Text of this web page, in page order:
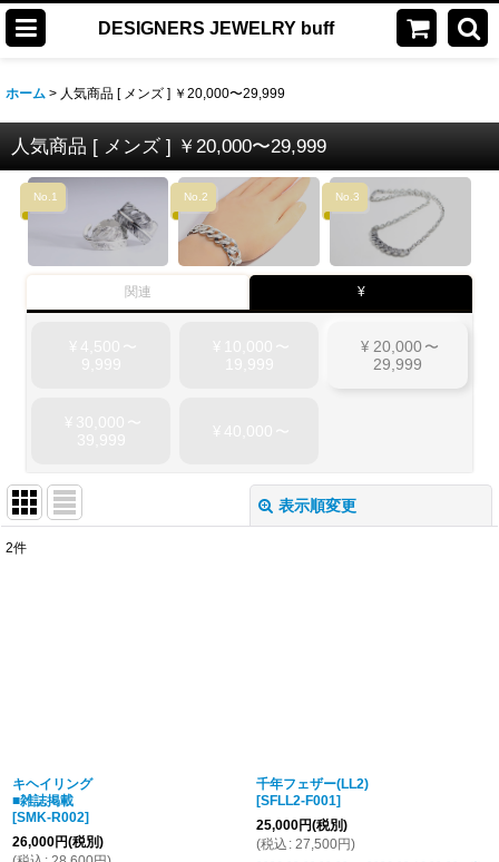
DESIGNERS JEWELRY buff
ホーム > 人気商品 [ メンズ ] ￥20,000〜29,999
人気商品 [ メンズ ] ￥20,000〜29,999
No.1 No.2 No.3
関連 ¥
¥ 20,000 〜
29,999
表示順変更
2件
キヘイリング
■雑誌掲載
[SMK-R002]
26,000円(税別)
千年フェザー(LL2)
[SFLL2-F001]
25,000円(税別)
(税込 : 27,500円)